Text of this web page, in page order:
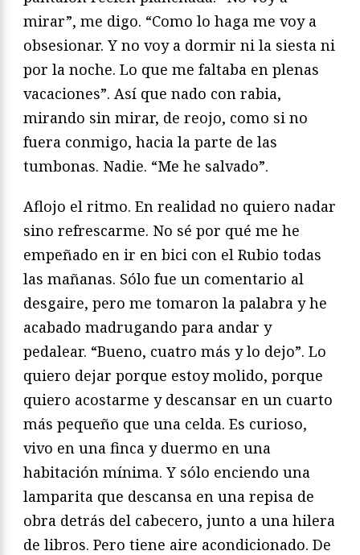
mirar”, me digo. “Como lo haga me voy a
obsesionar. Y no voy a dormir ni la siesta ni
por la noche. Lo que me faltaba en plenas
vacaciones”. Así que nado con rabia,
mirando sin mirar, de reojo, como si no
fuera conmigo, hacia la parte de las
tumbonas. Nadie. “Me he salvado”.
Aflojo el ritmo. En realidad no quiero nadar
sino refrescarme. No sé por qué me he
empeñado en ir en bici con el Rubio todas
las mañanas. Sólo fue un comentario al
desgaire, pero me tomaron la palabra y he
acabado madrugando para andar y
pedalear. “Bueno, cuatro más y lo dejo”. Lo
quiero dejar porque estoy molido, porque
quiero acostarme y descansar en un cuarto
más pequeño que una celda. Es curioso,
vivo en una finca y duermo en una
habitación mínima. Y sólo enciendo una
lamparita que descansa en una repisa de
obra detrás del cabecero, junto a una hilera
de libros. Pero tiene aire acondicionado. De